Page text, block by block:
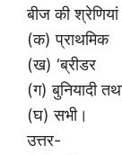
बीज की
(क) प्राथमिक
(ख) ‘ब्रीडर
(ग) बुनियादी
(घ) सभी।
उत्तर-